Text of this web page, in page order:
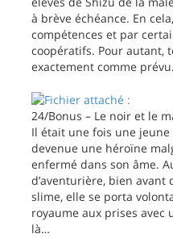
à brève échéance. En
compétences et par
coopératifs. Pour autant,
exactement comme prévu.
24/Bonus – Le noir et le
Il était une fois une
devenue une héroïne
enfermé dans son âme.
d’aventurière, bien
slime, elle se porta
royaume aux prises avec
là…